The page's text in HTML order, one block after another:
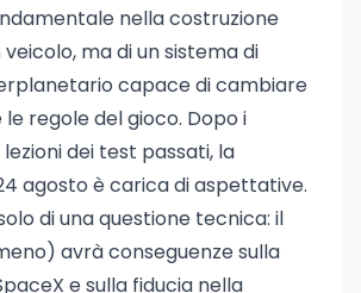
nella costruzione
veicolo, ma di un sistema di
capace di cambiare
regole del gioco. Dopo i
dei test passati, la
agosto è carica di aspettative.
di una questione tecnica: il
avrà conseguenze sulla
e sulla fiducia nella